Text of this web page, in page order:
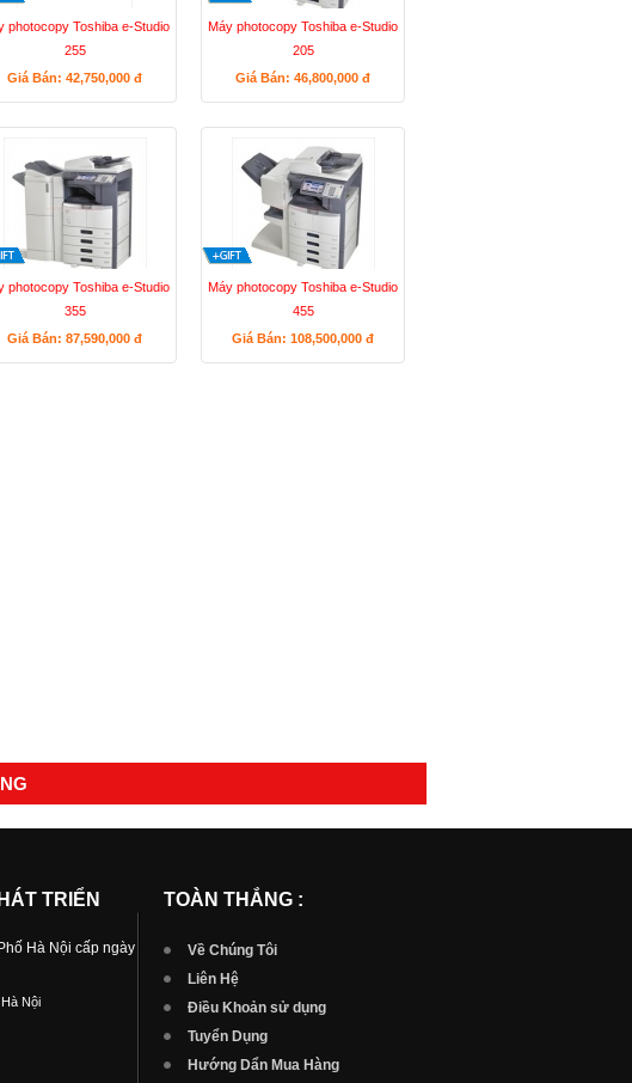
photocopy Toshiba e-Studio
255
Giá Bán: 42,750,000đ
Máy photocopy Toshiba e-Studio
205
Giá Bán: 46,800,000đ
photocopy Toshiba e-Studio
355
Giá Bán: 87,590,000đ
Máy photocopy Toshiba e-Studio
455
Giá Bán: 108,500,000đ
TRIỂN
Hà Nội cấp ngày
Nội
TOÀN THẮNG :
Về Chúng Tôi
Liên Hệ
Điều Khoản sử dụng
Tuyển Dụng
Hướng Dẩn Mua Hàng